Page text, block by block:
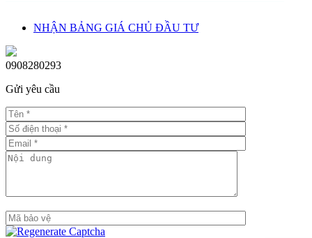
NHẬN BẢNG GIÁ CHỦ ĐẦU TƯ
0908280293
Gửi yêu cầu